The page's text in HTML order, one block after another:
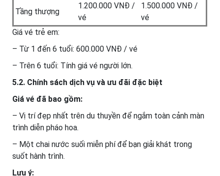
Tầng thượng
1.200.000 VNĐ /
vé
1.500.000 VNĐ /
vé
Giá vé trẻ em:
– Từ 1 đến 6 tuổi: 600.000 VNĐ / vé
– Trên 6 tuổi: Tính giá vé người lớn.
5.2. Chính sách dịch vụ và ưu đãi đặc biệt
Giá vé đã bao gồm:
– Vị trí đẹp nhất trên du thuyền để ngắm toàn cảnh màn
trình diễn pháo hoa.
– Một chai nước suối miễn phí để bạn giải khát trong
suốt hành trình.
Lưu ý: